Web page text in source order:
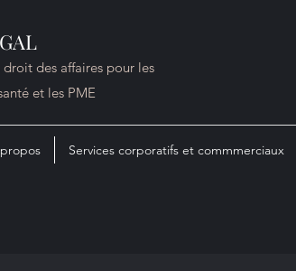
des affaires pour les
et les PME
Services corporatifs et commmerciaux